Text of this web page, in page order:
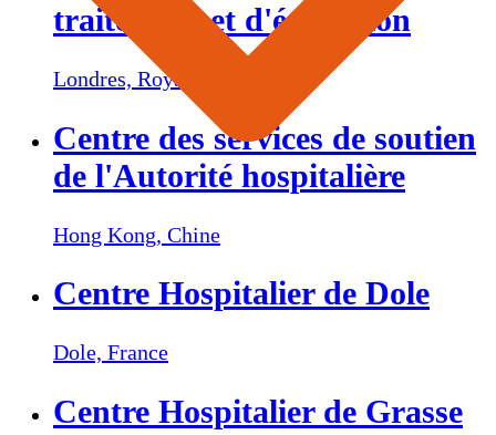
traitement et d'éducation
Londres, Royaume-Uni
Centre des services de soutien
de l'Autorité hospitalière
Hong Kong, Chine
Centre Hospitalier de Dole
Dole, France
Centre Hospitalier de Grasse